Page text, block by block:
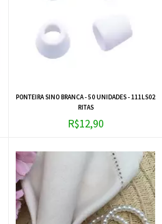
PONTEIRA SINO BRANCA - 50 UNIDADES - 111LS02
RITAS
R$12,90